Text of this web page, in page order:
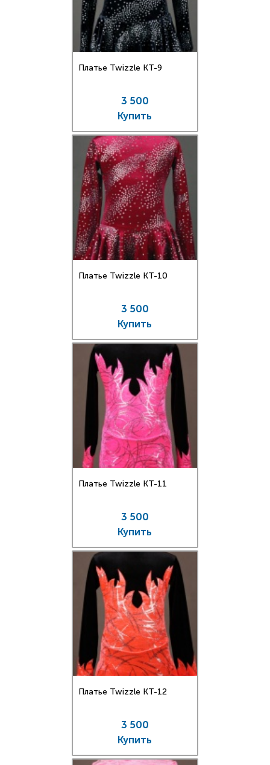
Платье Twizzle КT-9
3 500
Купить
Платье Twizzle КT-10
3 500
Купить
Платье Twizzle КT-11
3 500
Купить
Платье Twizzle КT-12
3 500
Купить